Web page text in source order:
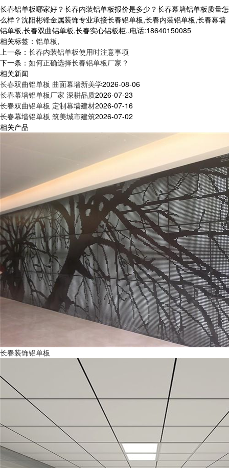
长春铝单板哪家好？长春内装铝单板报价是多少？长春幕墙铝单板质量怎
么样？沈阳彬锋金属装饰专业承接长春铝单板,长春内装铝单板,长春幕墙
铝单板,长春双曲铝单板,长春实心铝板柜,,电话:18640150085
相关标签： 铝单板,
上一条： 长春内装铝单板使用时注意事项
下一条： 如何正确选择长春铝单板厂家？
相关新闻
长春双曲铝单板 曲面幕墙新美学2026-08-06
长春幕墙铝单板厂家 深耕品质2026-07-23
长春双曲铝单板 定制幕墙建材2026-07-16
长春幕墙铝单板 筑美城市建筑2026-07-02
相关产品
长春装饰铝单板